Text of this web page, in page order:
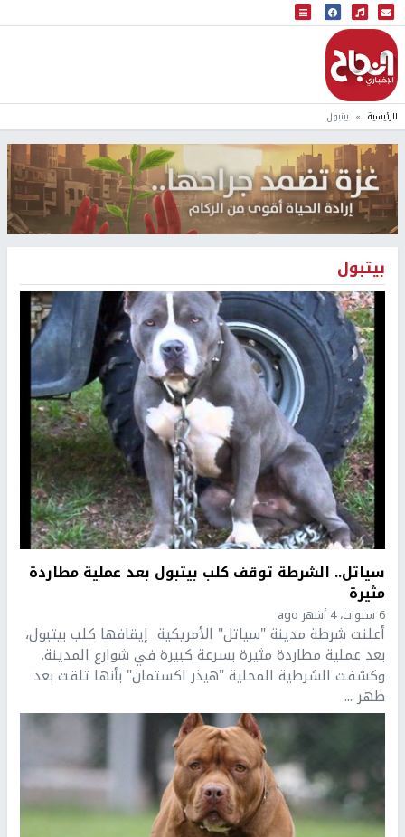
البث المباشر
إذاعة النجاح
الرئيسية بيتبول
بيتبول
سياتل.. الشرطة توقف كلب بيتبول بعد عملية مطاردة
مثيرة
6 سنوات، 4 أشهر ago
أعلنت شرطة مدينة "سياتل" الأمريكية إيقافها كلب بيتبول،
بعد عملية مطاردة مثيرة بسرعة كبيرة في شوارع المدينة.
وكشفت الشرطية المحلية "هيذر اكستمان" بأنها تلقت بعد
ظهر ...